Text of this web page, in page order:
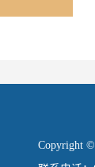
Copyright